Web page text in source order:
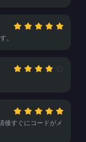
。
後すぐにコードがメ